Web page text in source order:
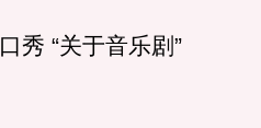
“关于音乐剧”